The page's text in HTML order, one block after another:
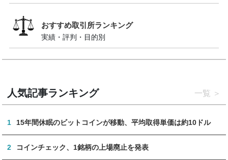
おすすめ取引所ランキング
実績・評判・目的別
人気記事ランキング 一覧
1 15年間休眠のビットコインが移動、平均取得単価は約10ドル
2 コインチェック、1銘柄の上場廃止を発表